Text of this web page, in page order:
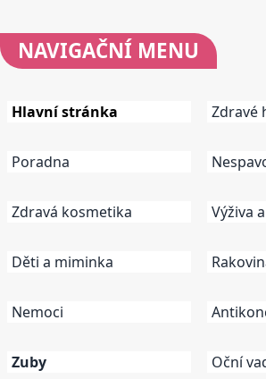
NAVIGAČNÍ MENU
Hlavní stránka
Poradna
Zdravá kosmetika
Děti a miminka
Nemoci
Zuby
Zdravé
Výživa
Oční